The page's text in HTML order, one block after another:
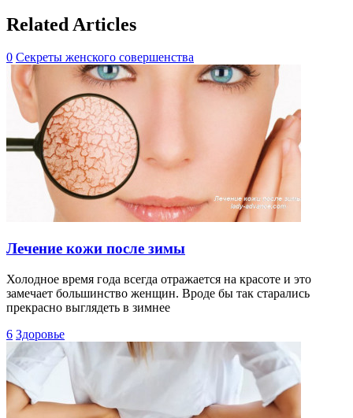
Related Articles
0 Секреты женского совершенства
Лечение кожи после зимы
Холодное время года всегда отражается на красоте и это
замечает большинство женщин. Вроде бы так старались
прекрасно выглядеть в зимнее
6 Здоровье